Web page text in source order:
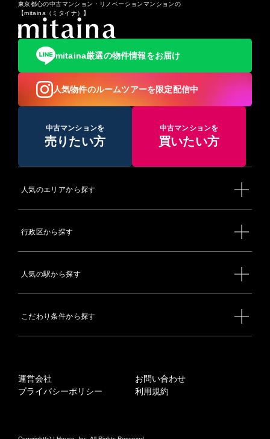
東京都心の中古マンション・リノベーションマンションの
【mitaina（ミタイナ）】
mitaina厳選の物件情報をお届け
人気物件のルームツアーを限定配信中
中古マンションを
売りたい方
中古マンションを
買いたい方
人気のエリアから探す
行政区から探す
人気の駅から探す
こだわり条件から探す
運営会社
お問い合わせ
プライバシーポリシー
利用規約